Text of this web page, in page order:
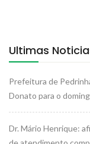
Ultimas
Prefeitura de
Donato para o
Dr. Mário Henrique: